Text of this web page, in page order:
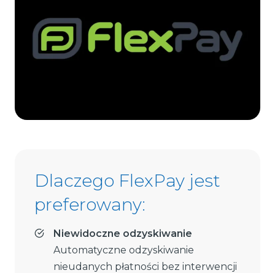
Dlaczego FlexPay jest
preferowany:
Niewidoczne odzyskiwanie
Automatyczne odzyskiwanie
nieudanych płatności bez interwencji